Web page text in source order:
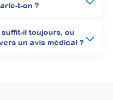
t-on ?
il toujours, ou
un avis médical ?